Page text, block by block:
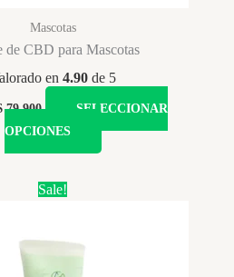
Mascotas
de CBD para Mascotas
en 4.90de 5
79.900Price
$ 49.900
through
SELECCIONAR
OPCIONES
Este
producto
Sale!